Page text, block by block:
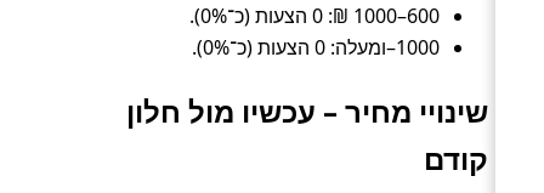
600–1000 ₪: 0 הצעות (כ־0%).
1000–ומעלה: 0 הצעות (כ־0%).
שינויי מחיר – עכשיו מול חלון
קודם